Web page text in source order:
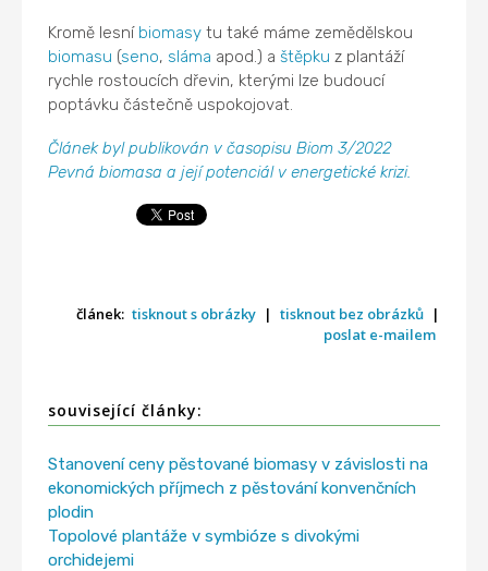
Kromě lesní biomasy tu také máme zemědělskou
biomasu (seno, sláma apod.) aštěpku z plantáží
rychle rostoucích dřevin, kterými lze budoucí
poptávku částečně uspokojovat.
Článek byl publikován v časopisu Biom 3/2022
Pevná biomasa a její potenciál v energetické krizi.
článek: tisknout s obrázky | tisknout bez obrázků |
poslat e-mailem
související články:
Stanovení ceny pěstované biomasy v závislosti na
ekonomických příjmech z pěstování konvenčních
plodin
Topolové plantáže v symbióze s divokými
orchidejemi